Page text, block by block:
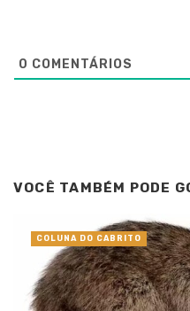
0 COMENTÁRIOS
VOCÊ TAMBÉM PODE
COLUNA DO CABRITO